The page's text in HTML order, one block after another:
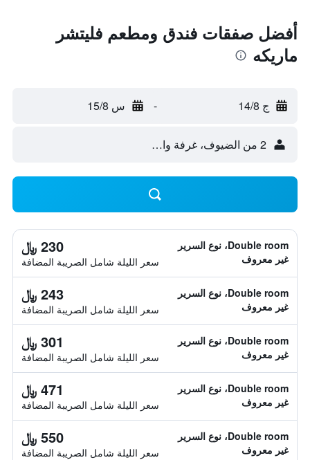
أفضل صفقات فندق ومطعم فليتشر
ماريكه
ج 14/8 - س 15/8
2 من الضيوف، غرفة واحدة
Double room، نوع السرير
غير معروف
230 ﷼
سعر الليلة شامل الصريبة المضافة
Double room، نوع السرير
غير معروف
243 ﷼
سعر الليلة شامل الصريبة المضافة
Double room، نوع السرير
غير معروف
301 ﷼
سعر الليلة شامل الصريبة المضافة
Double room، نوع السرير
غير معروف
471 ﷼
سعر الليلة شامل الصريبة المضافة
Double room، نوع السرير
غير معروف
550 ﷼
سعر الليلة شامل الصريبة المضافة